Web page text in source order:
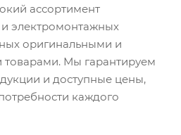
ассортимент
электромонтажных
оригинальными и
Мы гарантируем
и доступные цены,
каждого